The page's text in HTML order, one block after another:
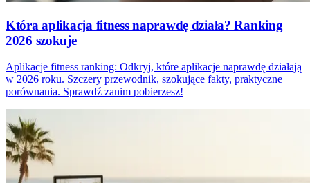
Która aplikacja fitness naprawdę działa? Ranking
2026 szokuje
Aplikacje fitness ranking: Odkryj, które aplikacje naprawdę działają
w 2026 roku. Szczery przewodnik, szokujące fakty, praktyczne
porównania. Sprawdź zanim pobierzesz!